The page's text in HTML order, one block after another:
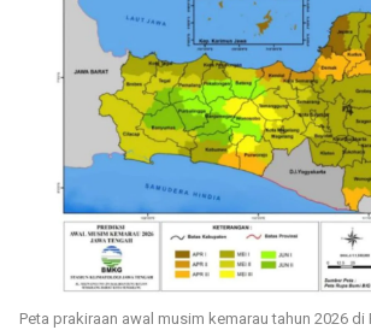
Peta prakiraan awal musim kemarau tahun 2026 di